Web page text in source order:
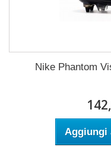
Nike Phantom
Aggiungi